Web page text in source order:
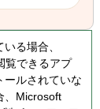
る場合、
覧できるアプ
ールされていな
、Microsoft